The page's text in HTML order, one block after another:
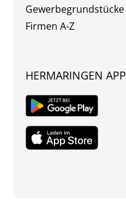
Gewerbegrundstücke
Firmen A-Z
HERMARINGEN APP